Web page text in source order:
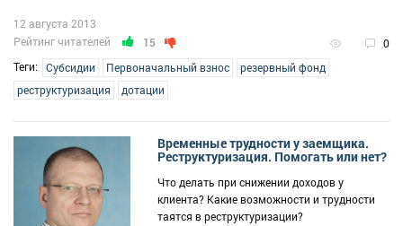
Рейтинг читателей 15 0
12 августа 2013
Теги: Субсидии Первоначальный взнос
резервный фонд
реструктуризация
дотации
Временные трудности у заемщика.
Реструктуризация. Помогать или нет?
Что делать при снижении доходов у
клиента? Какие возможности и трудности
таятся в реструктуризации?